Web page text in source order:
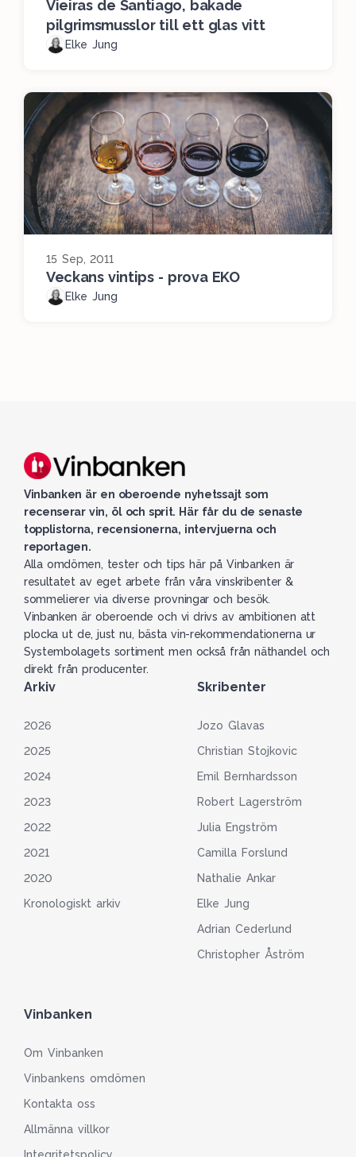
Vieiras de Santiago, bakade
pilgrimsmusslor till ett glas vitt
Elke Jung
15 Sep, 2011
Veckans vintips - prova EKO
Elke Jung
Vinbanken är en oberoende nyhetssajt som
recenserar vin, öl och sprit. Här får du de senaste
topplistorna, recensionerna, intervjuerna och
reportagen.
Alla omdömen, tester och tips här på Vinbanken är
resultatet av eget arbete från våra vinskribenter &
sommelierer via diverse provningar och besök.
Vinbanken är oberoende och vi drivs av ambitionen att
plocka ut de, just nu, bästa vin-rekommendationerna ur
Systembolagets sortiment men också från näthandel och
direkt från producenter.
Arkiv
2026
2025
2024
2023
2022
2021
2020
Kronologiskt arkiv
Skribenter
Jozo Glavas
Christian Stojkovic
Emil Bernhardsson
Robert Lagerström
Julia Engström
Camilla Forslund
Nathalie Ankar
Elke Jung
Adrian Cederlund
Christopher Åström
Vinbanken
Om Vinbanken
Vinbankens omdömen
Kontakta oss
Allmänna villkor